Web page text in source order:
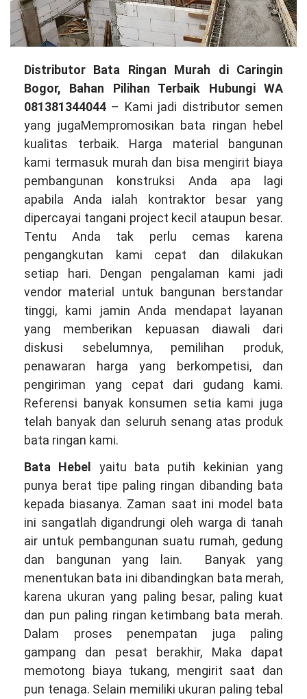
Distributor
Bata
Ringan
Murah
di
Caringin
Bogor,
Bahan
Kualitas
Terbaik
Hubungi
WA
081381344044
Distributor Bata Ringan Murah di Caringin
Bogor, Bahan Pilihan Terbaik Hubungi WA
081381344044 – Kami jadi distributor semen
yang jugaMempromosikan bata ringan hebel
kualitas terbaik. Harga material bangunan
kami termasuk murah dan bisa mengirit biaya
pembangunan konstruksi Anda apa lagi
apabila Anda ialah kontraktor besar yang
dipercayai tangani project kecil ataupun besar.
Tentu Anda tak perlu cemas karena
pengangkutan kami cepat dan dilakukan
setiap hari. Dengan pengalaman kami jadi
vendor material untuk bangunan berstandar
tinggi, kami jamin Anda mendapat layanan
yang memberikan kepuasan diawali dari
diskusi sebelumnya, pemilihan produk,
penawaran harga yang berkompetisi, dan
pengiriman yang cepat dari gudang kami.
Referensi banyak konsumen setia kami juga
telah banyak dan seluruh senang atas produk
bata ringan kami.
Bata Hebel yaitu bata putih kekinian yang
punya berat tipe paling ringan dibanding bata
kepada biasanya. Zaman saat ini model bata
ini sangatlah digandrungi oleh warga di tanah
air untuk pembangunan suatu rumah, gedung
dan bangunan yang lain. Banyak yang
menentukan bata ini dibandingkan bata merah,
karena ukuran yang paling besar, paling kuat
dan pun paling ringan ketimbang bata merah.
Dalam proses penempatan juga paling
gampang dan pesat berakhir, Maka dapat
memotong biaya tukang, mengirit saat dan
pun tenaga. Selain memiliki ukuran paling tebal